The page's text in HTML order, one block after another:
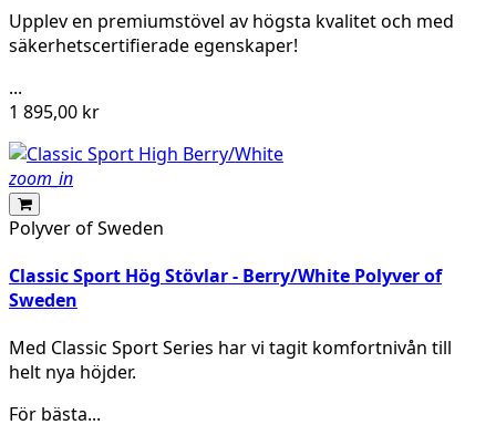
Upplev en premiumstövel av högsta kvalitet och med
säkerhetscertifierade egenskaper!
...
1 895,00 kr
zoom_in
Polyver of Sweden
Classic Sport Hög Stövlar - Berry/White Polyver of
Sweden
Med Classic Sport Series har vi tagit komfortnivån till
helt nya höjder.
För bästa...